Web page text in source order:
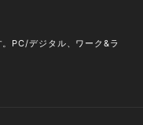
PC/デジタル、ワーク&ラ